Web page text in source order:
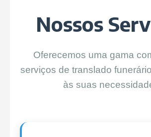
Nossos
Oferecemos uma gama
serviços de translado
às suas